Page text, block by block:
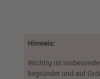
Hinweis:
Wichtig ist
begründet und auf